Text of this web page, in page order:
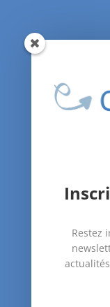
Qui sommes-nous ?
Agenda
Santé dans le
Restez